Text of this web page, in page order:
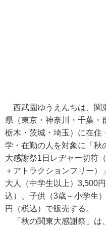
西武園ゆうえんちは、関
県（東京・神奈川・千葉・
栃木・茨城・埼玉）に在住
学・在勤の人を対象に「秋
大感謝祭1日レヂャー切符
＋アトラクションフリー）
大人（中学生以上）3,500
込）、子供（3歳～小学生
円（税込）で販売する。
「秋の関東大感謝祭」は